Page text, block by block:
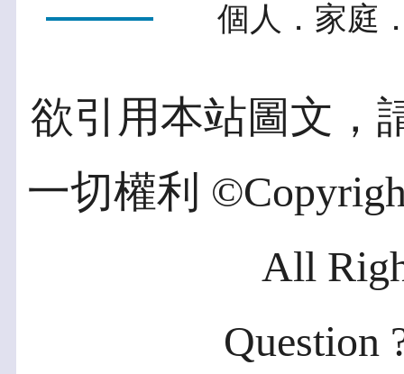
個人．家庭
欲引用本站圖文，
一切權利
All
Question